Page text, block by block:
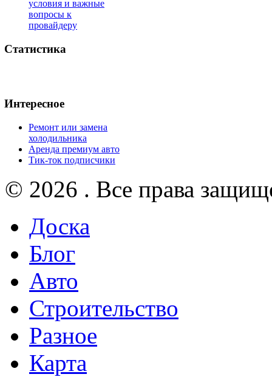
условия и важные
вопросы к
провайдеру
Статистика
Интересное
Ремонт или замена
холодильника
Аренда премиум авто
Тик-ток подписчики
© 2026 . Все права
Доска
Блог
Авто
Строительство
Разное
Карта